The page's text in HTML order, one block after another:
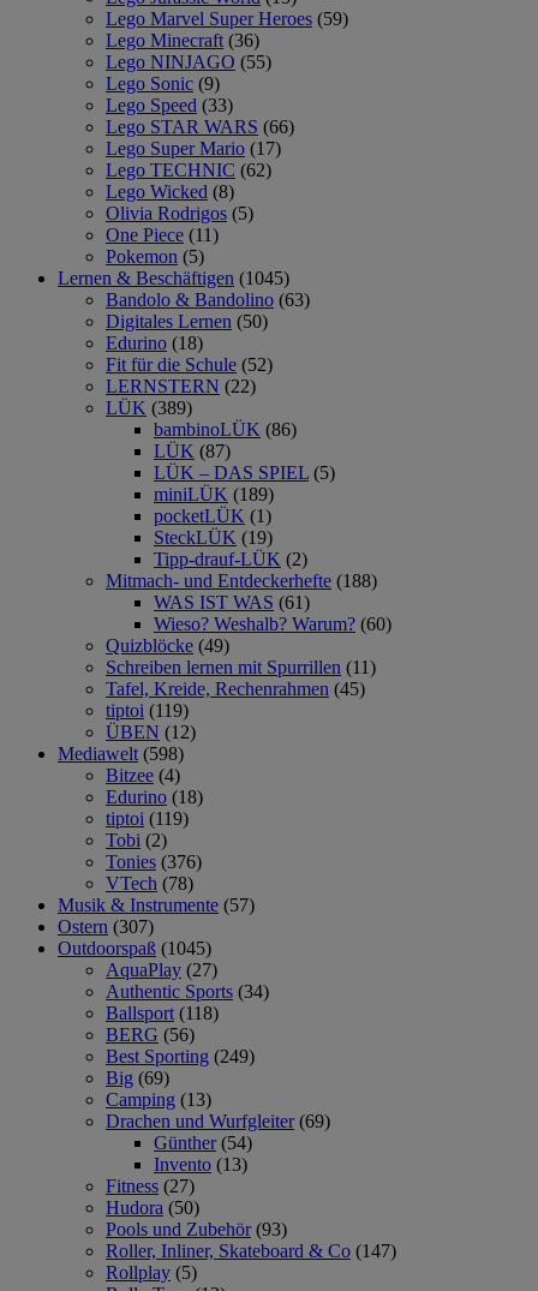
Lego Marvel Super Heroes (59)
Lego Minecraft (36)
Lego NINJAGO (55)
Lego Sonic (9)
Lego Speed (33)
Lego STAR WARS (66)
Lego Super Mario (17)
Lego TECHNIC (62)
Lego Wicked (8)
Olivia Rodrigos (5)
One Piece (11)
Pokemon (5)
Lernen & Beschäftigen (1045)
Bandolo & Bandolino (63)
Digitales Lernen (50)
Edurino (18)
Fit für die Schule (52)
LERNSTERN (22)
LÜK (389)
bambinoLÜK (86)
LÜK (87)
LÜK – DAS SPIEL (5)
miniLÜK (189)
pocketLÜK (1)
SteckLÜK (19)
Tipp-drauf-LÜK (2)
Mitmach- und Entdeckerhefte (188)
WAS IST WAS (61)
Wieso? Weshalb? Warum? (60)
Quizblöcke (49)
Schreiben lernen mit Spurrillen (11)
Tafel, Kreide, Rechenrahmen (45)
tiptoi (119)
ÜBEN (12)
Mediawelt (598)
Bitzee (4)
Edurino (18)
tiptoi (119)
Tobi (2)
Tonies (376)
VTech (78)
Musik & Instrumente (57)
Ostern (307)
Outdoorspaß (1045)
AquaPlay (27)
Authentic Sports (34)
Ballsport (118)
BERG (56)
Best Sporting (249)
Big (69)
Camping (13)
Drachen und Wurfgleiter (69)
Günther (54)
Invento (13)
Fitness (27)
Hudora (50)
Pools und Zubehör (93)
Roller, Inliner, Skateboard & Co (147)
Rollplay (5)